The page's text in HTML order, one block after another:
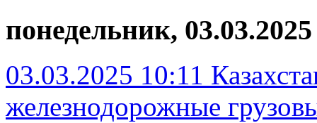
понедельник, 03.03.2025
03.03.2025 10:11
железнодорожные